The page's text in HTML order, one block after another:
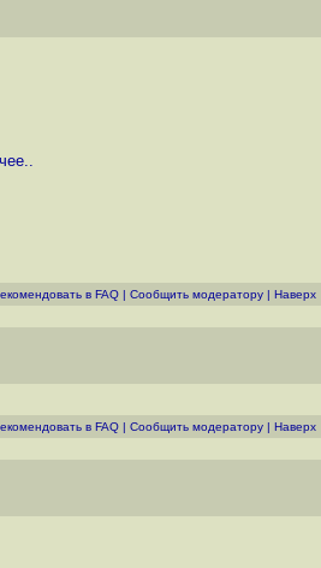
в FAQ | Cообщить модератору | Наверх
в FAQ | Cообщить модератору | Наверх